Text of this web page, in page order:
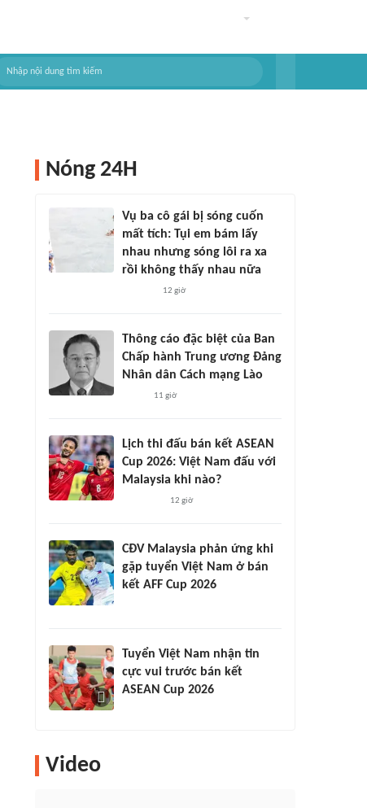
Nóng 24H
Vụ ba cô gái bị sóng cuốn
mất tích: Tụi em bám lấy
nhau nhưng sóng lôi ra xa
rồi không thấy nhau nữa
12 giờ
Thông cáo đặc biệt của Ban
Chấp hành Trung ương Đảng
Nhân dân Cách mạng Lào
11 giờ
Lịch thi đấu bán kết ASEAN
Cup 2026: Việt Nam đấu với
Malaysia khi nào?
12 giờ
CĐV Malaysia phản ứng khi
gặp tuyển Việt Nam ở bán
kết AFF Cup 2026
Tuyển Việt Nam nhận tin
cực vui trước bán kết
ASEAN Cup 2026
Video